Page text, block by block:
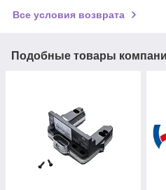
Все условия возврата
Подобные товары